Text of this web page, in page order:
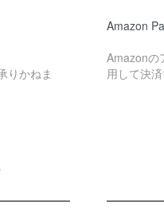
りかねま
Amazon
Amazonの
用して決済